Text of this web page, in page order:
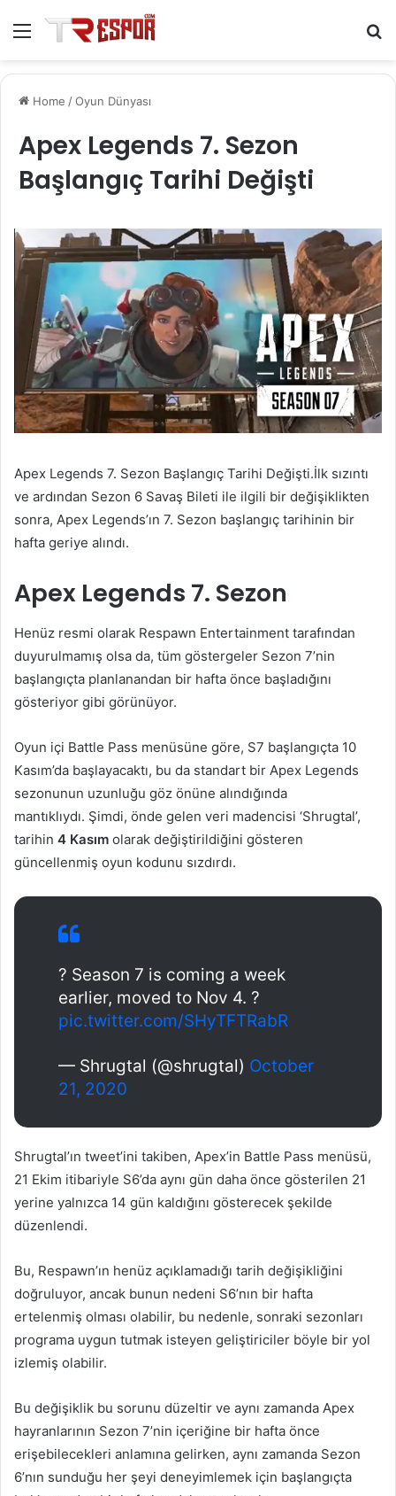
Home /Oyun Dünyası
Apex Legends 7. Sezon
Başlangıç Tarihi Değişti
Apex Legends 7. Sezon Başlangıç Tarihi Değişti.İlk sızıntı
ve ardından Sezon 6 Savaş Bileti ile ilgili bir değişiklikten
sonra, Apex Legends’ın 7. Sezon başlangıç ​​tarihinin bir
hafta geriye alındı.
Apex Legends 7. Sezon
Henüz resmi olarak Respawn Entertainment tarafından
duyurulmamış olsa da, tüm göstergeler Sezon 7’nin
başlangıçta planlanandan bir hafta önce başladığını
gösteriyor gibi görünüyor.
Oyun içi Battle Pass menüsüne göre, S7 başlangıçta 10
Kasım’da başlayacaktı, bu da standart bir Apex Legends
sezonunun uzunluğu göz önüne alındığında
mantıklıydı. Şimdi, önde gelen veri madencisi ‘Shrugtal’,
tarihin 4 Kasım olarak değiştirildiğini gösteren
güncellenmiş oyun kodunu sızdırdı.
? Season 7 is coming a week
earlier, moved to Nov 4. ?
pic.twitter.com/SHyTFTRabR
— Shrugtal (@shrugtal) October
21, 2020
Shrugtal’ın tweet’ini takiben, Apex’in Battle Pass menüsü,
21 Ekim itibariyle S6’da aynı gün daha önce gösterilen 21
yerine yalnızca 14 gün kaldığını gösterecek şekilde
düzenlendi.
Bu, Respawn’ın henüz açıklamadığı tarih değişikliğini
doğruluyor, ancak bunun nedeni S6’nın bir hafta
ertelenmiş olması olabilir, bu nedenle, sonraki sezonları
programa uygun tutmak isteyen geliştiriciler böyle bir yol
izlemiş olabilir.
Bu değişiklik bu sorunu düzeltir ve aynı zamanda Apex
hayranlarının Sezon 7’nin içeriğine bir hafta önce
erişebilecekleri anlamına gelirken, aynı zamanda Sezon
6’nın sunduğu her şeyi deneyimlemek için başlangıçta